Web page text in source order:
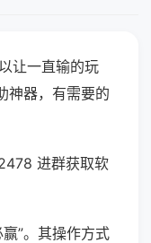
让一直输的玩
神器，有需要的
进群获取软
”。其操作方式